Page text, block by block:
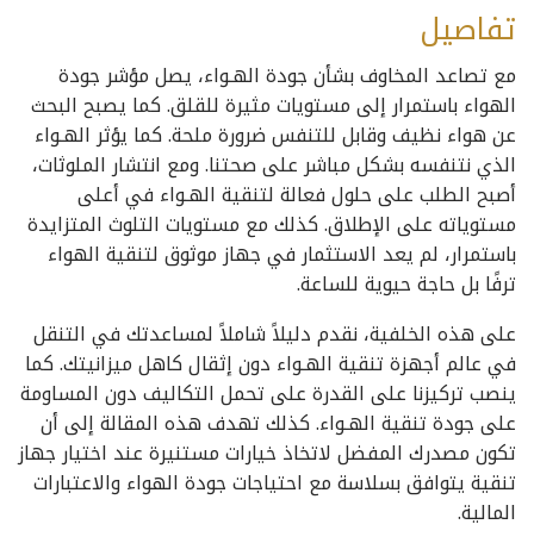
تفاصيل
مع تصاعد المخاوف بشأن جودة الهـواء، يصل مؤشر جودة
الهواء باستمرار إلى مستويات مثيرة للقلق. كما يصبح البحث
عن هواء نظيف وقابل للتنفس ضرورة ملحة. كما يؤثر الهـواء
الذي نتنفسه بشكل مباشر على صحتنا. ومع انتشار الملوثات،
أصبح الطلب على حلول فعالة لتنقية الهـواء في أعلى
مستوياته على الإطلاق. كذلك مع مستويات التلوث المتزايدة
باستمرار، لم يعد الاستثمار في جهاز موثوق لتنقية الهواء
ترفًا بل حاجة حيوية للساعة.
على هذه الخلفية، نقدم دليلاً شاملاً لمساعدتك في التنقل
في عالم أجهزة تنقية الهـواء دون إثقال كاهل ميزانيتك. كما
ينصب تركيزنا على القدرة على تحمل التكاليف دون المساومة
على جودة تنقية الهـواء. كذلك تهدف هذه المقالة إلى أن
تكون مصدرك المفضل لاتخاذ خيارات مستنيرة عند اختيار جهاز
تنقية يتوافق بسلاسة مع احتياجات جودة الهواء والاعتبارات
المالية.